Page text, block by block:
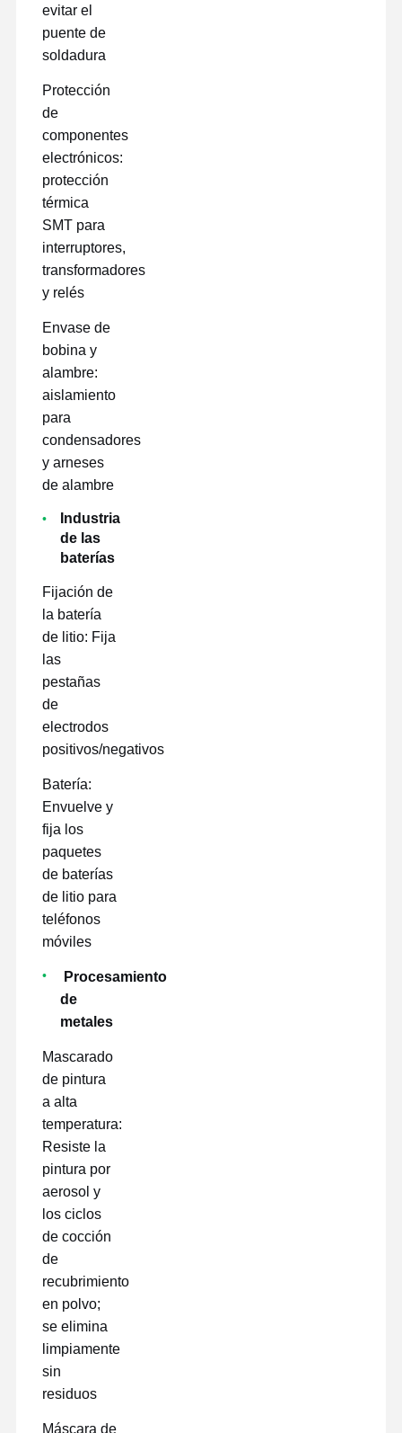
evitar el
puente de
soldadura
Protección
de
componentes
electrónicos:
protección
térmica
SMT para
interruptores,
transformadores
y relés
Envase de
bobina y
alambre:
aislamiento
para
condensadores
y arneses
de alambre
Industria
de las
baterías
Fijación de
la batería
de litio: Fija
las
pestañas
de
electrodos
positivos/negativos
Batería:
Envuelve y
fija los
paquetes
de baterías
de litio para
teléfonos
móviles
Procesamiento
de
metales
Mascarado
de pintura
a alta
temperatura:
Resiste la
pintura por
aerosol y
los ciclos
de cocción
de
recubrimiento
en polvo;
se elimina
limpiamente
sin
residuos
Máscara de